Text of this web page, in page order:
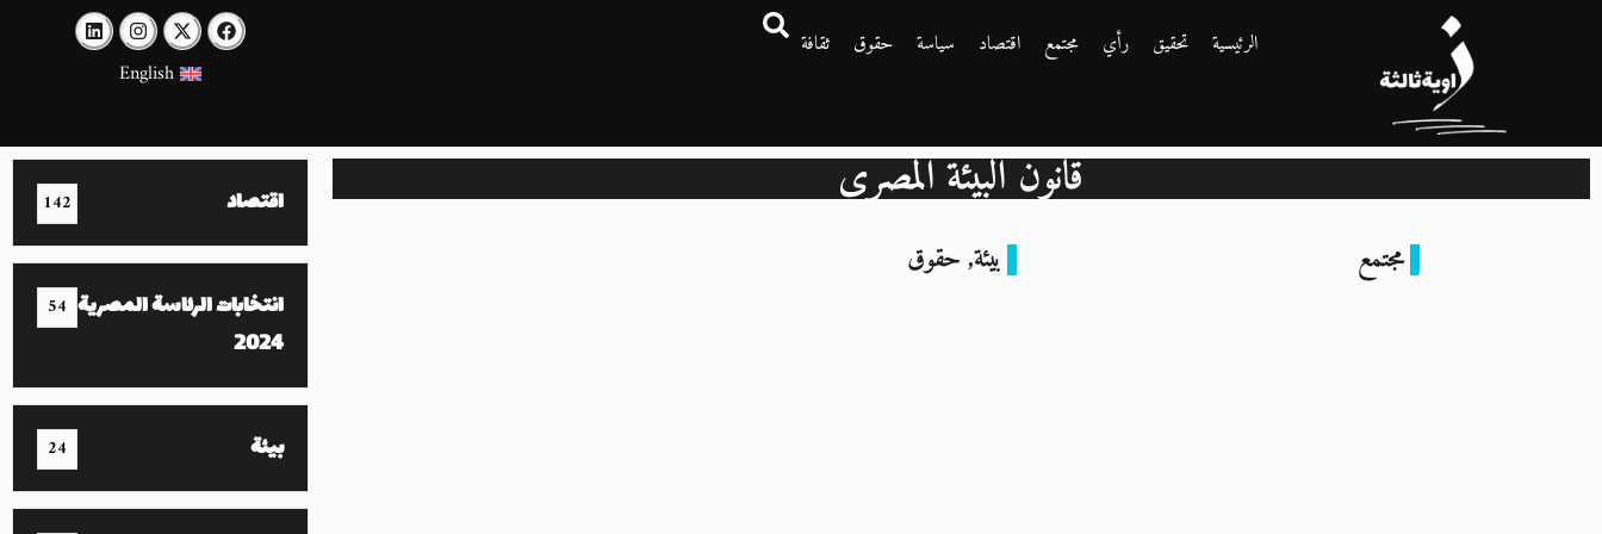
الرئيسية تحقيق رأي مجتمع اقتصاد سياسة حقوق
ثقافة
English
قانون البيئة المصري
مجتمع
11 ألف توقيع
بيئة,حقوق
اقتصاد 142
انتخابات الرئاسة المصرية
2024
54
بيئة 24